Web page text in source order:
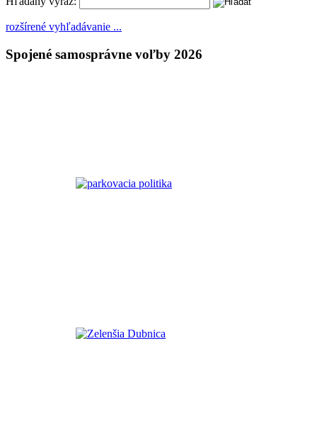
rozšírené vyhľadávanie ...
Spojené samosprávne voľby 2026